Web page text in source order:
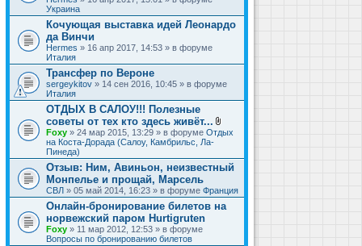
Украина
Кочующая выставка идей Леонардо
да Винчи
Hermes » 16 апр 2017, 14:53 » в форуме
Италия
Трансфер по Вероне
sergeykitov » 14 сен 2016, 10:45 » в форуме
Италия
ОТДЫХ В САЛОУ!!! Полезные
советы от тех кто здесь живёт...
В
л
ж
е
и
я
Foxy » 24 мар 2015, 13:29 » в форуме Отдых
на Коста-Дорада (Салоу, Камбрильс, Ла-
Пинеда)
Отзыв: Ним, Авиньон, неизвестный
Монпелье и прощай, Марсель
СВЛ » 05 май 2014, 16:23 » в форуме Франция
Онлайн-бронирование билетов на
норвежский паром Hurtigruten
Foxy » 11 мар 2012, 12:53 » в форуме
Вопросы по бронированию билетов